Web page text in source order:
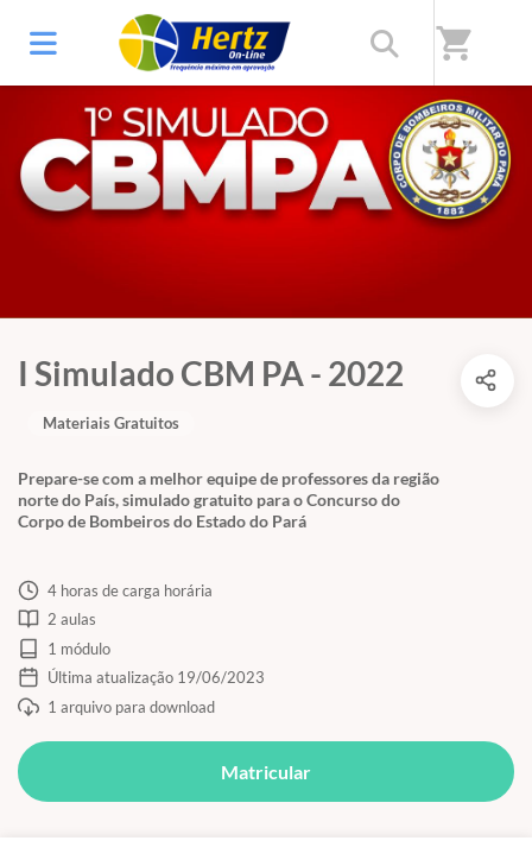
shopping_cart
I Simulado CBM PA - 2022
Prepare-se com a melhor equipe de professores da região
norte do País, simulado gratuito para o Concurso do
Corpo de Bombeiros do Estado do Pará
Materiais Gratuitos
4 horas de carga horária
2 aulas
1 módulo
Última atualização 19/06/2023
1 arquivo para download
Matricular